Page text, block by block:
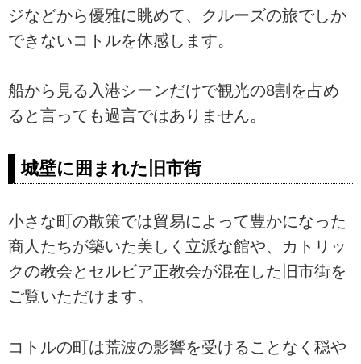
ジなどから優雅に眺めて、クルーズの旅でしか
できないコトルを体感します。
船から見る入港シーンだけで観光の8割を占め
ると言っても過言ではありません。
城壁に囲まれた旧市街
小さな町の散策では貿易によって豊かになった
商人たちが築いた美しく立派な館や、カトリッ
クの教会とセルビア正教会が混在した旧市街を
ご覧いただけます。
コトルの町は荒波の影響を受けることなく穏や